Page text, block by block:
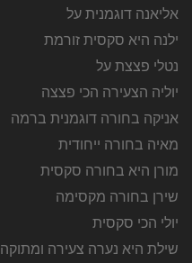
אליאנה דוגמנית על
ילנה היא סקסית זורמת
נטלי פצצת על
יוליה הצעירה הכי פצצה
אניקה בחורה דוגמנית ברמה
מאיה בחורה ייחודית
מורן היא בחורה סקסית
שירן בחורה מקסימה
יולי הכי סקסית
שילת היא נערה צעירה ומתוקה